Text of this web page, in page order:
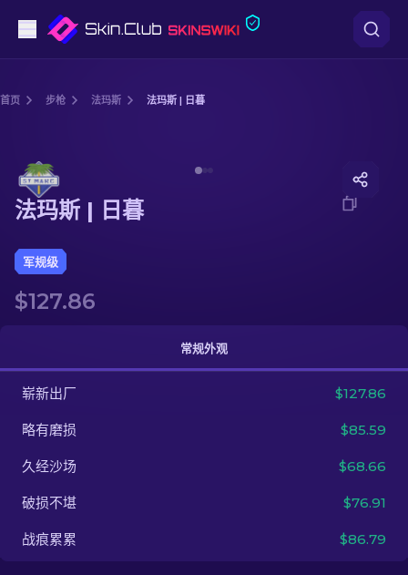
狙击步枪
匕首
手套
其他
首页 步枪 法玛斯 法玛斯 | 日暮
法玛斯 | 日暮
军规级
$127.86
常规外观
崭新出厂 $127.86
略有磨损 $85.59
久经沙场 $68.66
破损不堪 $76.91
战痕累累 $86.79